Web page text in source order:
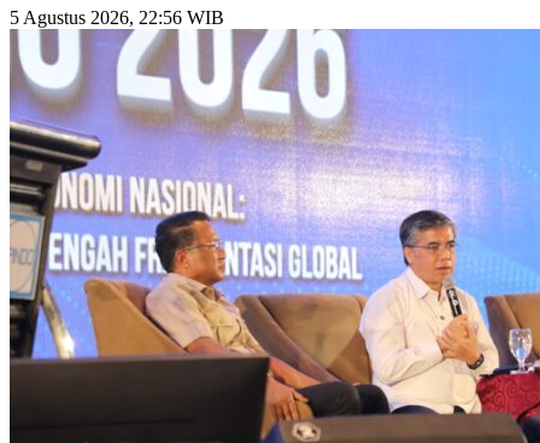
5 Agustus 2026, 22:56 WIB